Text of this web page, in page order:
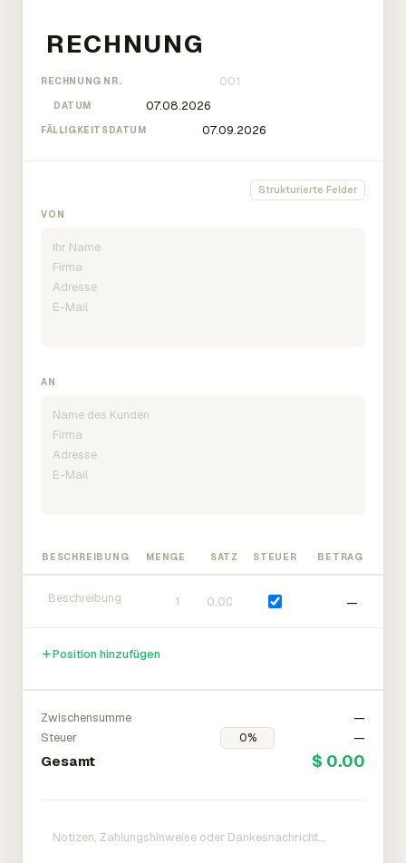
RECHNUNG NR.
DATUM
FÄLLIGKEITSDATUM
Strukturierte Felder
VON
AN
BESCHREIBUNG MENGE SATZ STEUER BETRAG
—
Position hinzufügen
Zwischensumme
—
Steuer
—
Gesamt $ 0.00